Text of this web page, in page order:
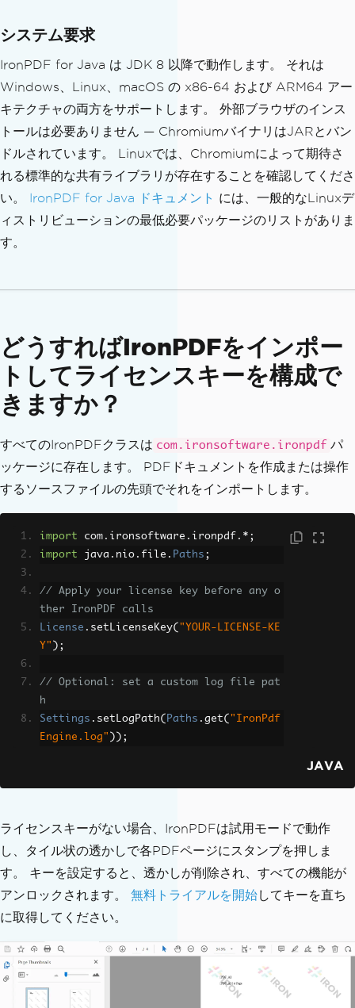
システム要求
IronPDF for Java は JDK 8 以降で動作します。 それは
Windows、Linux、macOS の x86-64 および ARM64 アー
キテクチャの両方をサポートします。 外部ブラウザのインス
トールは必要ありません — ChromiumバイナリはJARとバン
ドルされています。 Linuxでは、Chromiumによって期待さ
れる標準的な共有ライブラリが存在することを確認してくださ
い。 IronPDF for Java ドキュメント には、一般的なLinuxデ
ィストリビューションの最低必要パッケージのリストがありま
す。
どうすればIronPDFをインポー
トしてライセンスキーを構成で
きますか？
すべてのIronPDFクラスは com.ironsoftware.ironpdf パ
ッケージに存在します。 PDFドキュメントを作成または操作
するソースファイルの先頭でそれをインポートします。
import com . ironsoftware . ironpdf .*;
import java . nio . file . Paths ;
// Apply your license key before any o
ther IronPDF calls
License . setLicenseKey( "YOUR-LICENSE-KE
Y" );
// Optional: set a custom log file pat
h
Settings . setLogPath( Paths . get( "IronPdf
Engine.log" ));
JAVA
ライセンスキーがない場合、IronPDFは試用モードで動作
し、タイル状の透かしで各PDFページにスタンプを押しま
す。 キーを設定すると、透かしが削除され、すべての機能が
アンロックされます。 無料トライアルを開始してキーを直ち
に取得してください。